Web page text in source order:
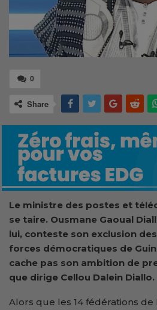
0
Share
Le ministre des postes et
se taire. Ousmane Gaoual
lui, conteste son exclusion
forces démocratiques de
cache pas son ambition de
que dirige Cellou Dalein Diallo.
Alors que les 14 fédérations de